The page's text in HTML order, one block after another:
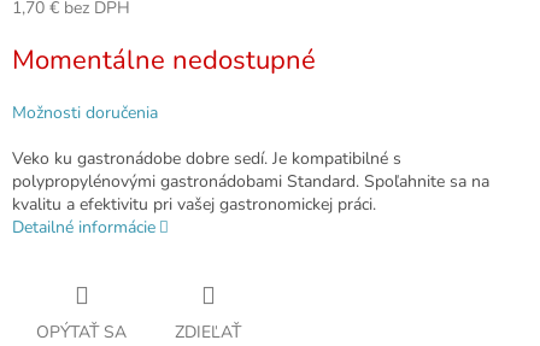
1,70 € bez DPH
cena:
Momentálne nedostupné
Možnosti doručenia
Veko ku gastronádobe dobre sedí. Je kompatibilné s
polypropylénovými gastronádobami Standard. Spoľahnite sa na
kvalitu a efektivitu pri vašej gastronomickej práci.
Detailné informácie
OPÝTAŤ SA ZDIEĽAŤ